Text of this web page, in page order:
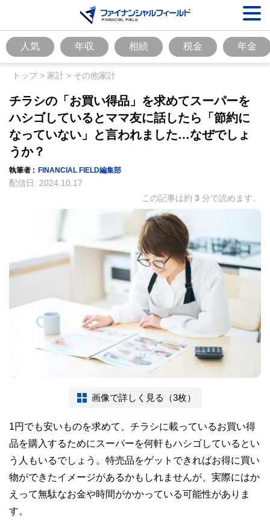
人気 年収 相続 税金 年金
トップ> 家計 > その他家計
チラシの「お買い得品」を求めてスーパーを
ハシゴしているとママ友に話したら「節約に
なっていない」と言われました…なぜでしょ
うか？
執筆者 : FINANCIAL FIELD編集部
配信日: 2024.10.17
この記事は約 3 分で読めます。
画像で詳しく見る（3枚）
1円でも安いものを求めて、チラシに載っているお買い得
品を購入するためにスーパーを何軒もハシゴしているとい
う人もいるでしょう。特売品をゲットできればお得に買い
物ができたイメージがあるかもしれませんが、実際にはか
えって無駄なお金や時間がかかっている可能性がありま
す。